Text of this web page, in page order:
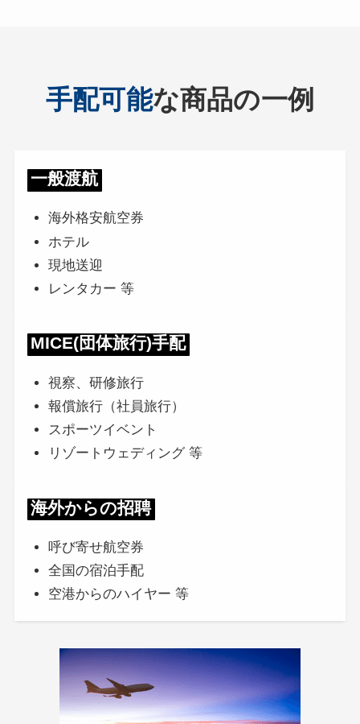
手配可能な商品の一例
一般渡航
海外格安航空券
ホテル
現地送迎
レンタカー 等
MICE(団体旅行)手配
視察、研修旅行
報償旅行（社員旅行）
スポーツイベント
リゾートウェディング 等
海外からの招聘
呼び寄せ航空券
全国の宿泊手配
空港からのハイヤー 等